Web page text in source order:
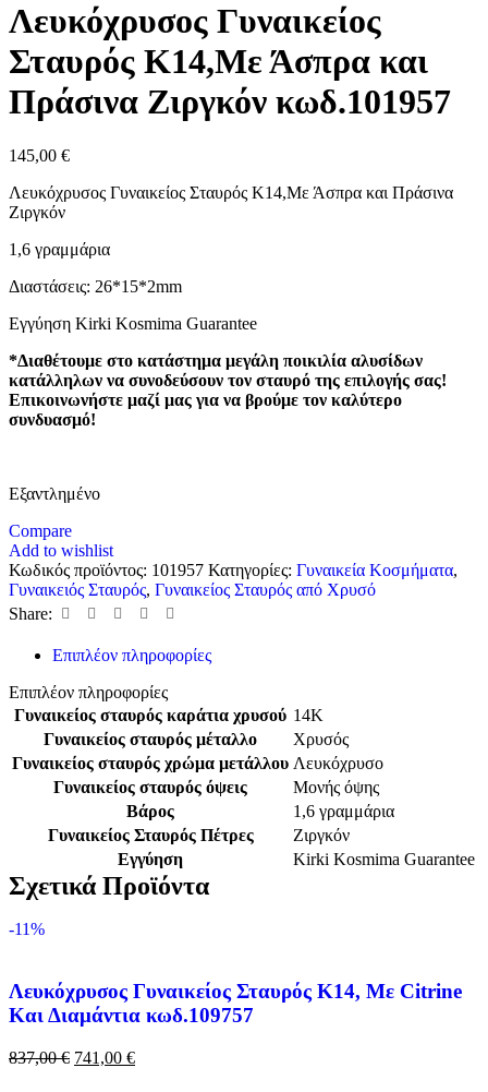
Λευκόχρυσος Γυναικείος
Σταυρός Κ14,Με Άσπρα και
Πράσινα Ζιργκόν κωδ.101957
145,00 €
Λευκόχρυσος Γυναικείος Σταυρός Κ14,Με Άσπρα και Πράσινα
Ζιργκόν
1,6 γραμμάρια
Διαστάσεις: 26*15*2mm
Εγγύηση Kirki Kosmima Guarantee
*Διαθέτουμε στο κατάστημα μεγάλη ποικιλία αλυσίδων
κατάλληλων να συνοδεύσουν τον σταυρό της επιλογής σας!
Επικοινωνήστε μαζί μας για να βρούμε τον καλύτερο
συνδυασμό!
Εξαντλημένο
Compare
Add to wishlist
Κωδικός προϊόντος: 101957 Κατηγορίες: Γυναικεία Κοσμήματα,
Γυναικειός Σταυρός, Γυναικείος Σταυρός από Χρυσό
Share:
Επιπλέον πληροφορίες
Επιπλέον πληροφορίες
Γυναικείος σταυρός καράτια χρυσού 14Κ
Γυναικείος σταυρός μέταλλο
Χρυσός
Γυναικείος σταυρός χρώμα μετάλλου Λευκόχρυσο
Γυναικείος σταυρός όψεις
Μονής όψης
Βάρος
1,6 γραμμάρια
Γυναικείος Σταυρός Πέτρες
Ζιργκόν
Εγγύηση
Kirki Kosmima Guarantee
Σχετικά Προϊόντα
-11%
Λευκόχρυσος Γυναικείος Σταυρός Κ14, Με Citrine
Και Διαμάντια κωδ.109757
837,00€ 741,00 €